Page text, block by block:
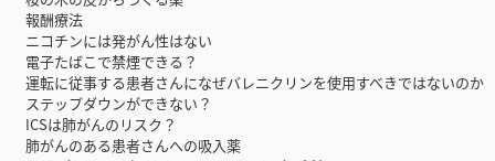
報酬療法
ニコチンには発がん性はない
電子たばこで禁煙できる？
運転に従事する患者さんになぜバレニクリンを使用すべきではないのか
ステップダウンができない？
ICSは肺がんのリスク？
肺がんのある患者さんへの吸入薬